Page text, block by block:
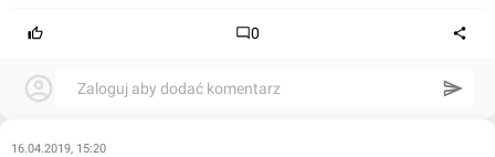
0
Zaloguj aby dodać komentarz
16.04.2019, 15:20